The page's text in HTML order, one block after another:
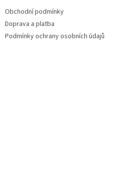
Obchodní podmínky
Doprava a platba
Podmínky ochrany osobních údajů